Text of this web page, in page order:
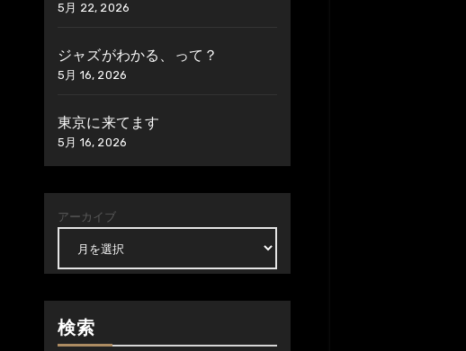
5月 22, 2026
ジャズがわかる、って？
5月 16, 2026
東京に来てます
5月 16, 2026
アーカイブ
検索